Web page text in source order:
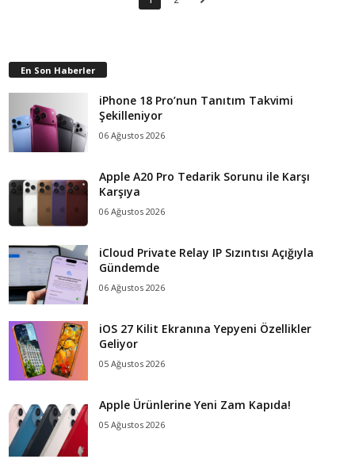
En Son Haberler
iPhone 18 Pro’nun Tanıtım Takvimi
Şekilleniyor
06 Ağustos 2026
Apple A20 Pro Tedarik Sorunu ile Karşı
Karşıya
06 Ağustos 2026
iCloud Private Relay IP Sızıntısı Açığıyla
Gündemde
06 Ağustos 2026
iOS 27 Kilit Ekranına Yepyeni Özellikler
Geliyor
05 Ağustos 2026
Apple Ürünlerine Yeni Zam Kapıda!
05 Ağustos 2026